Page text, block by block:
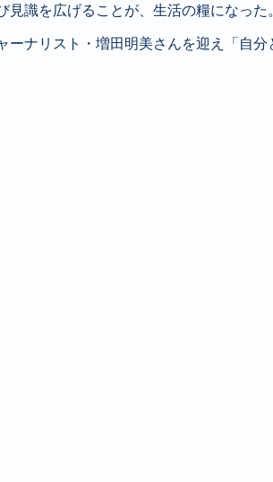
識を広げることが、生活の糧になっ
ーナリスト・増田明美さんを迎え「自